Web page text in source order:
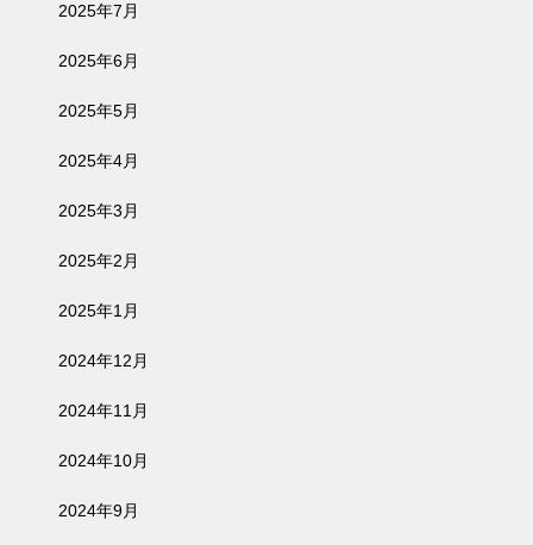
2025年7月
2025年6月
2025年5月
2025年4月
2025年3月
2025年2月
2025年1月
2024年12月
2024年11月
2024年10月
2024年9月